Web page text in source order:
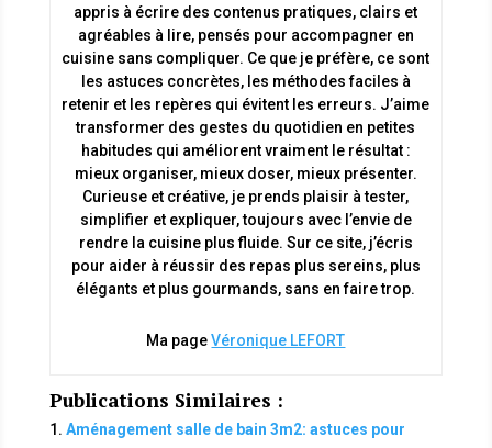
appris à écrire des contenus pratiques, clairs et
agréables à lire, pensés pour accompagner en
cuisine sans compliquer. Ce que je préfère, ce sont
les astuces concrètes, les méthodes faciles à
retenir et les repères qui évitent les erreurs. J’aime
transformer des gestes du quotidien en petites
habitudes qui améliorent vraiment le résultat :
mieux organiser, mieux doser, mieux présenter.
Curieuse et créative, je prends plaisir à tester,
simplifier et expliquer, toujours avec l’envie de
rendre la cuisine plus fluide. Sur ce site, j’écris
pour aider à réussir des repas plus sereins, plus
élégants et plus gourmands, sans en faire trop.
Ma pageVéronique LEFORT
Publications Similaires :
Aménagement salle de bain 3m2: astuces pour